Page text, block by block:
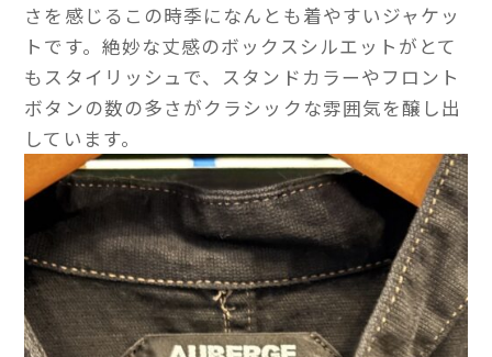
さを感じるこの時季になんとも着やすいジャケッ
トです。絶妙な丈感のボックスシルエットがとて
もスタイリッシュで、スタンドカラーやフロント
ボタンの数の多さがクラシックな雰囲気を醸し出
しています。